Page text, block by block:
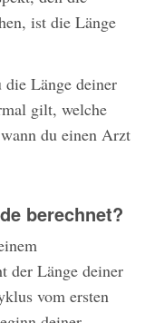
ist die Länge
Länge deiner
gilt, welche
du einen Arzt
berechnet?
der Länge deiner
vom ersten